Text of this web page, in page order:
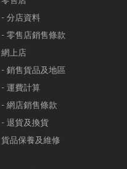
- 分店資料
- 零售店銷售條款
網上店
- 銷售貨品及地區
- 運費計算
- 網店銷售條款
- 退貨及換貨
貨品保養及維修